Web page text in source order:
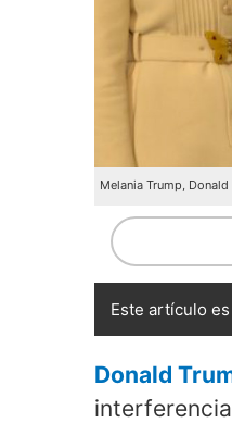
Melania Trump,
Este artículo
Donald